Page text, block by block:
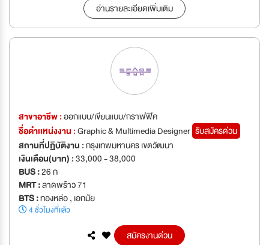
อ่านรายละเอียดเพิ่มเติม
สาขาอาชีพ :ออกแบบ/เขียนแบบ/กราฟฟิค
ชื่อตำเเหน่งงาน :Graphic & Multimedia Designer รับสมัครด่วน
สถานที่ปฏิบัติงาน :กรุงเทพมหานคร เขตวัฒนา
เงินเดือน(บาท) :33,000 - 38,000
BUS :26 ก
MRT :ลาดพร้าว 71
BTS :ทองหล่อ , เอกมัย
4 ชั่วโมงที่แล้ว
สมัครงานด่วน